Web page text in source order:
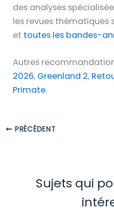
des analyses
les revues thématiques
et toutes les bandes-
Autres
2026, Greenland 2,
Primate.
PRÉCÉDENT
Sujets qui